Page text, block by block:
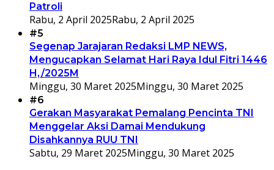
Patroli
Rabu, 2 April 2025Rabu, 2 April 2025
#5
Segenap Jarajaran Redaksi LMP NEWS,
Mengucapkan Selamat Hari Raya Idul Fitri 1446
H,/2025M
Minggu, 30 Maret 2025Minggu, 30 Maret 2025
#6
Gerakan Masyarakat Pemalang Pencinta TNI
Menggelar Aksi Damai Mendukung
Disahkannya RUU TNI
Sabtu, 29 Maret 2025Minggu, 30 Maret 2025